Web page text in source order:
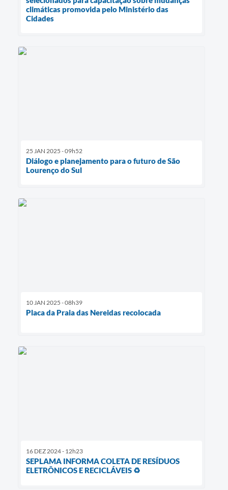
climáticas promovida pelo Ministério das
Cidades
25 JAN 2025 - 09h52
Diálogo e planejamento para o futuro de São
Lourenço do Sul
10 JAN 2025 - 08h39
Placa da Praia das Nereidas recolocada
16 DEZ 2024 - 12h23
SEPLAMA INFORMA COLETA DE RESÍDUOS
ELETRÔNICOS E RECICLÁVEIS ♻